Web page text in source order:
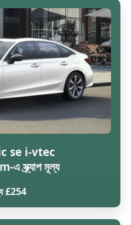
se i-vtec
স্ক্র্যাপ মূল্য
£254